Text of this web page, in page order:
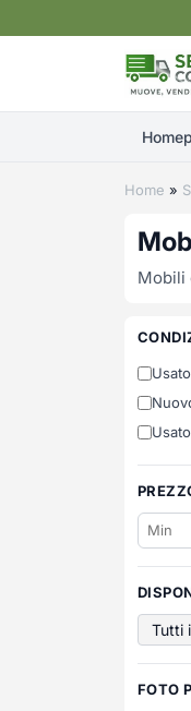
Home »
Mobili
Usato
FOTO